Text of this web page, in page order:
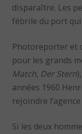
disparaître. Les
fébrile du port
Photoreporter et
pour les grands
Match, Der Stern
années 1960
rejoindre
Si les deux